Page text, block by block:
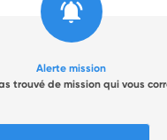
Alerte mission
trouvé de mission qui vous